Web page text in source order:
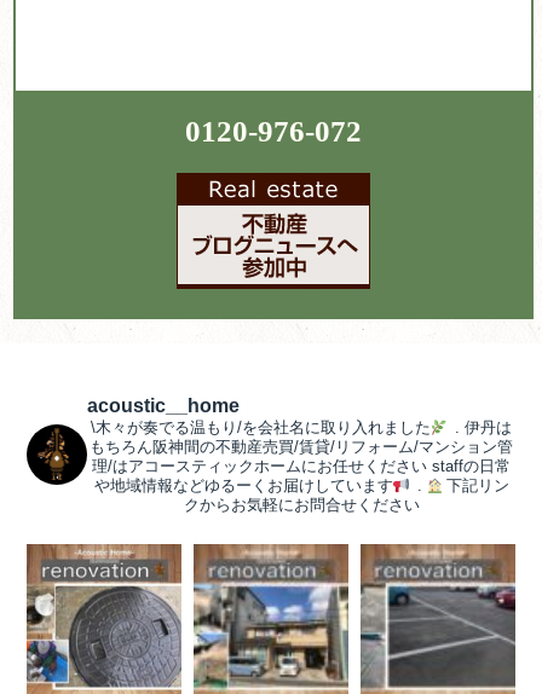
0120-976-072
acoustic__home
\木々が奏でる温もり/を会社名に取り入れました . 伊丹は
もちろん阪神間の不動産売買/賃貸/リフォーム/マンション管
理/はアコースティックホームにお任せください staffの日常
や地域情報などゆるーくお届けしています
.
下記リン
クからお気軽にお問合せください